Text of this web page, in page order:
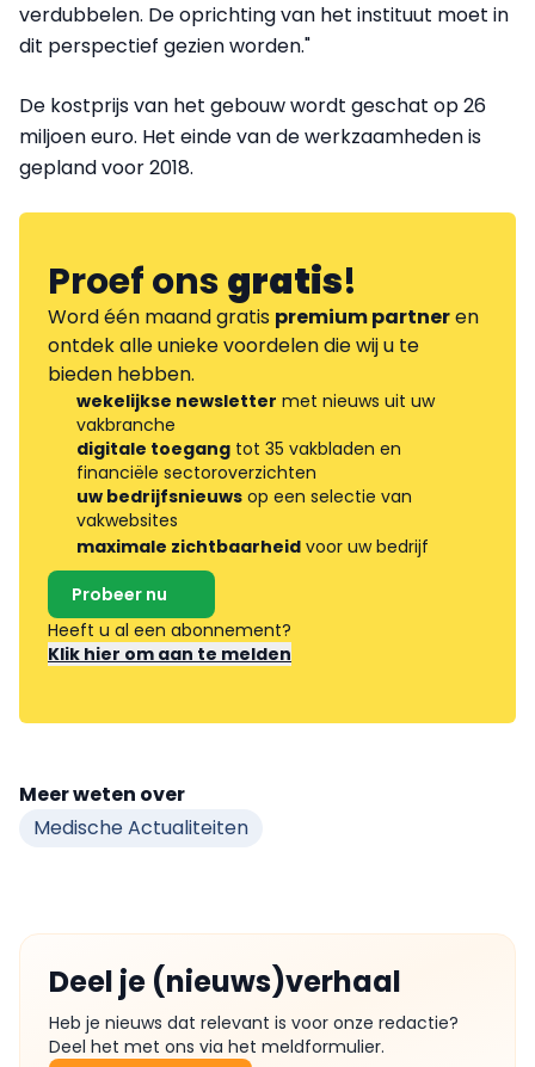
verdubbelen. De oprichting van het instituut moet in
dit perspectief gezien worden."
De kostprijs van het gebouw wordt geschat op 26
miljoen euro. Het einde van de werkzaamheden is
gepland voor 2018.
Proef onsgratis!
Word één maand gratis premium partneren
ontdek alle unieke voordelen die wij u te
bieden hebben.
wekelijkse newsletter met nieuws uit uw
vakbranche
digitale toegang tot 35 vakbladen en
financiële sectoroverzichten
uw bedrijfsnieuws op een selectie van
vakwebsites
maximale zichtbaarheid voor uw bedrijf
Probeer nu
Heeft u al een abonnement?
Klik hier om aan te melden
Meer weten over
Medische Actualiteiten
Deel je (nieuws)verhaal
Heb je nieuws dat relevant is voor onze redactie?
Deel het met ons via het meldformulier.